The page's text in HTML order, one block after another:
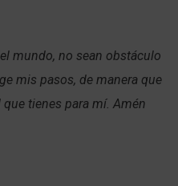
mundo, no sean obstáculo
mis pasos, de manera que
tienes para mí. Amén